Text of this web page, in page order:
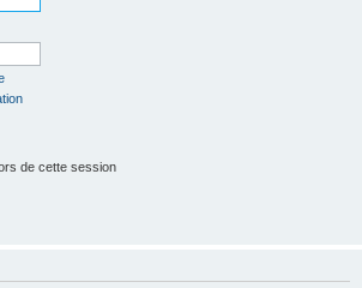
de cette session